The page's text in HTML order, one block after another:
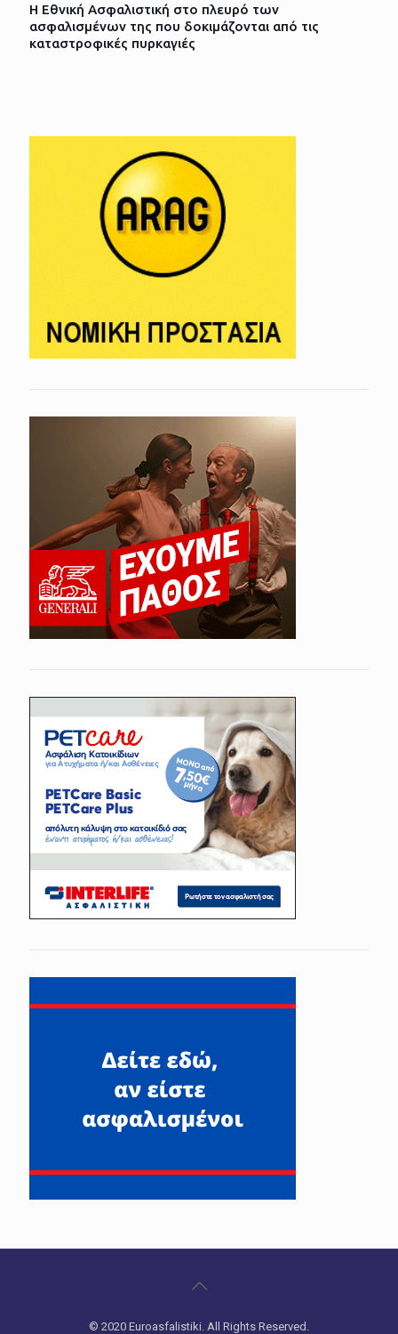
Η Εθνική Ασφαλιστική στο πλευρό των
ασφαλισμένων της που δοκιμάζονται από τις
καταστροφικές πυρκαγιές
© 2020 Euroasfalistiki. All Rights Reserved.